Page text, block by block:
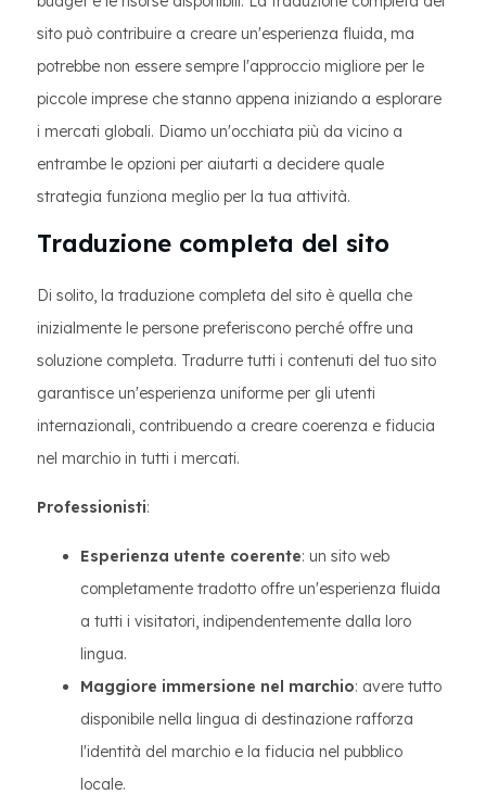
sito può contribuire a creare un'esperienza fluida, ma
potrebbe non essere sempre l'approccio migliore per le
piccole imprese che stanno appena iniziando a esplorare
i mercati globali. Diamo un'occhiata più da vicino a
entrambe le opzioni per aiutarti a decidere quale
strategia funziona meglio per la tua attività.
Traduzione completa del sito
Di solito, la traduzione completa del sito è quella che
inizialmente le persone preferiscono perché offre una
soluzione completa. Tradurre tutti i contenuti del tuo sito
garantisce un'esperienza uniforme per gli utenti
internazionali, contribuendo a creare coerenza e fiducia
nel marchio in tutti i mercati.
Professionisti:
Esperienza utente coerente: un sito web
completamente tradotto offre un'esperienza fluida
a tutti i visitatori, indipendentemente dalla loro
lingua.
Maggiore immersione nel marchio: avere tutto
disponibile nella lingua di destinazione rafforza
l'identità del marchio e la fiducia nel pubblico
locale.